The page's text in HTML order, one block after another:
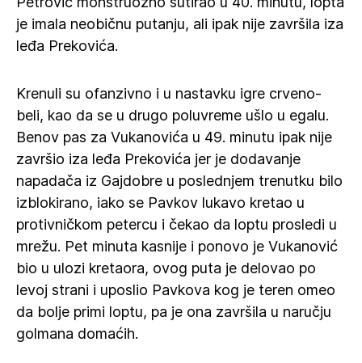
je imala neobičnu putanju, ali ipak nije završila iza
leđa Prekovića.
Krenuli su ofanzivno i u nastavku igre crveno-
beli, kao da se u drugo poluvreme ušlo u egalu.
Benov pas za Vukanovića u 49. minutu ipak nije
završio iza leđa Prekovića jer je dodavanje
napadača iz Gajdobre u poslednjem trenutku bilo
izblokirano, iako se Pavkov lukavo kretao u
protivničkom petercu i čekao da loptu prosledi u
mrežu. Pet minuta kasnije i ponovo je Vukanović
bio u ulozi kretaora, ovog puta je delovao po
levoj strani i uposlio Pavkova kog je teren omeo
da bolje primi loptu, pa je ona završila u naručju
golmana domaćih.